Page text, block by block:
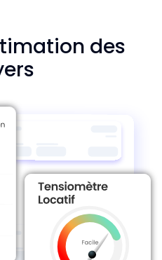
des